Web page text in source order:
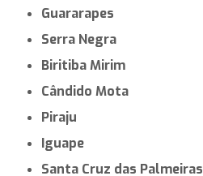
Guararapes
Serra Negra
Biritiba Mirim
Cândido Mota
Piraju
Iguape
Santa Cruz das Palmeiras